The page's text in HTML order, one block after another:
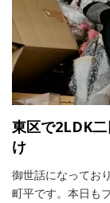
東区で2LDK
け
御世話になってお
町平です。本日も